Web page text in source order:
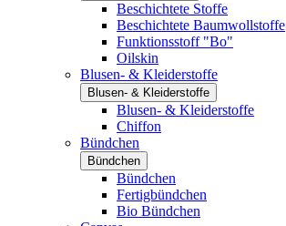
Beschichtete Stoffe
Beschichtete Baumwollstoffe
Funktionsstoff "Bo"
Oilskin
Blusen- & Kleiderstoffe
Blusen- & Kleiderstoffe
Blusen- & Kleiderstoffe
Chiffon
Bündchen
Bündchen
Bündchen
Fertigbündchen
Bio Bündchen